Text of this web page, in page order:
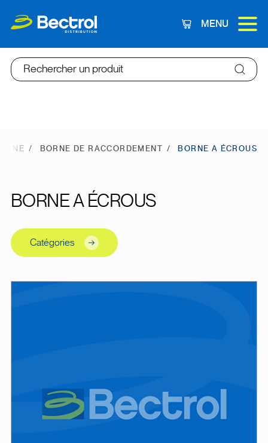
Panier
MENU
Rechercher un produit
BORNE DE RACCORDEMENT BORNE A ÉCROUS
BORNE A ÉCROUS
Catégories